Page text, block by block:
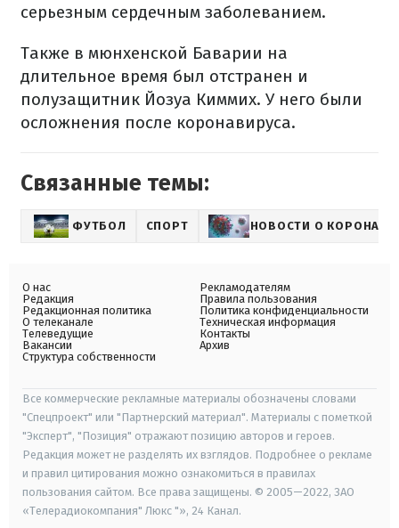
серьезным сердечным заболеванием.
Также в мюнхенской Баварии на
длительное время был отстранен и
полузащитник Йозуа Киммих. У него были
осложнения после коронавируса.
Связанные темы:
ФУТБОЛ СПОРТ НОВОСТИ О
О нас
Редакция
Редакционная политика
О телеканале
Телеведущие
Вакансии
Структура собственности
Рекламодателям
Правила пользования
Политика конфиденциальности
Техническая информация
Контакты
Архив
Все коммерческие рекламные материалы обозначены словами
"Спецпроект" или "Партнерский материал". Материалы с пометкой
"Эксперт", "Позиция" отражают позицию авторов и героев.
Редакция может не разделять их взглядов. Подробнее о рекламе
и правил цитирования можно ознакомиться в правилах
пользования сайтом. Все права защищены. © 2005—2022, ЗАО
«Телерадиокомпания" Люкс "», 24 Канал.